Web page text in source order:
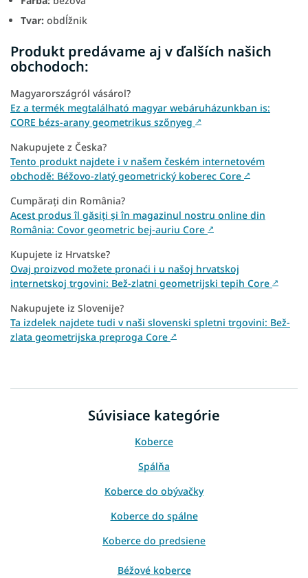
Tvar: obdĺžnik
Produkt predávame aj v ďalších našich
obchodoch:
Magyarországról vásárol?
Ez a termék megtalálható magyar webáruházunkban is:
CORE bézs-arany geometrikus szőnyeg ↗
Nakupujete z Česka?
Tento produkt najdete i v našem českém internetovém
obchodě: Béžovo-zlatý geometrický koberec Core ↗
Cumpărați din România?
Acest produs îl găsiți și în magazinul nostru online din
România: Covor geometric bej-auriu Core ↗
Kupujete iz Hrvatske?
Ovaj proizvod možete pronaći i u našoj hrvatskoj
internetskoj trgovini: Bež-zlatni geometrijski tepih Core ↗
Nakupujete iz Slovenije?
Ta izdelek najdete tudi v naši slovenski spletni trgovini: Bež-
zlata geometrijska preproga Core ↗
Súvisiace kategórie
Koberce
Spálňa
Koberce do obývačky
Koberce do spálne
Koberce do predsiene
Béžové koberce